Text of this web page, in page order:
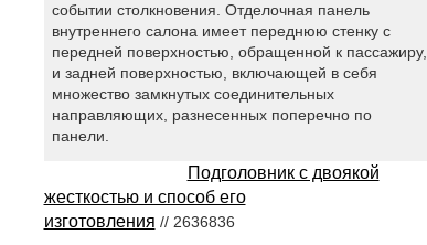
событии столкновения. Отделочная панель
внутреннего салона имеет переднюю стенку с
передней поверхностью, обращенной к пассажиру,
и задней поверхностью, включающей в себя
множество замкнутых соединительных
направляющих, разнесенных поперечно по
панели.
Подголовник с двоякой
жесткостью и способ его
изготовления // 2636836